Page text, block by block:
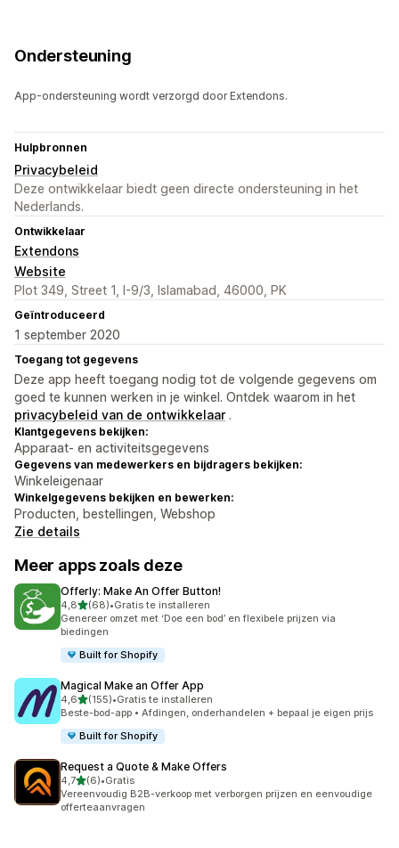
Ondersteuning
App-ondersteuning wordt verzorgd door Extendons.
Hulpbronnen
Privacybeleid
Deze ontwikkelaar biedt geen directe ondersteuning in het
Nederlands.
Ontwikkelaar
Extendons
Website
Plot 349, Street 1, I-9/3, Islamabad, 46000, PK
Geïntroduceerd
1 september 2020
Toegang tot gegevens
Deze app heeft toegang nodig tot de volgende gegevens om
goed te kunnen werken in je winkel. Ontdek waarom in het
privacybeleid van de ontwikkelaar .
Klantgegevens bekijken:
Apparaat- en activiteitsgegevens
Gegevens van medewerkers en bijdragers bekijken:
Winkeleigenaar
Winkelgegevens bekijken en bewerken:
Producten, bestellingen, Webshop
Zie details
Meer apps zoals deze
Offerly: Make An Offer Button!
4,8van 5 sterren
(68)
68 recensies in totaal
•Gratis te installeren
Genereer omzet met ‘Doe een bod’ en flexibele prijzen via
biedingen
Built for Shopify
Magical Make an Offer App
4,6van 5 sterren
(155)
155 recensies in totaal
•Gratis te installeren
Beste-bod-app • Afdingen, onderhandelen + bepaal je eigen prijs
Built for Shopify
Request a Quote & Make Offers
4,7van 5 sterren
(6)
6 recensies in totaal
•Gratis
Vereenvoudig B2B-verkoop met verborgen prijzen en eenvoudige
offerteaanvragen